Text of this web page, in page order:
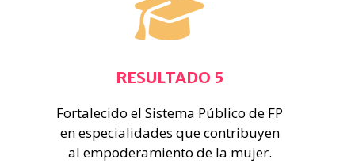
RESULTADO 5
Fortalecido el Sistema Público de FP
en especialidades que contribuyen
al empoderamiento de la mujer.